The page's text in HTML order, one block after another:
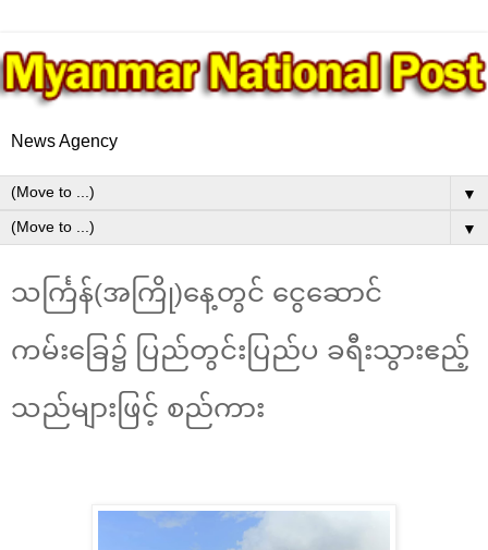
News Agency
▼
▼
သင်္ကြန်(အကြို)နေ့တွင် ငွေဆောင်
ကမ်းခြေ၌ ပြည်တွင်းပြည်ပ ခရီးသွားဧည့်
သည်များဖြင့် စည်ကား